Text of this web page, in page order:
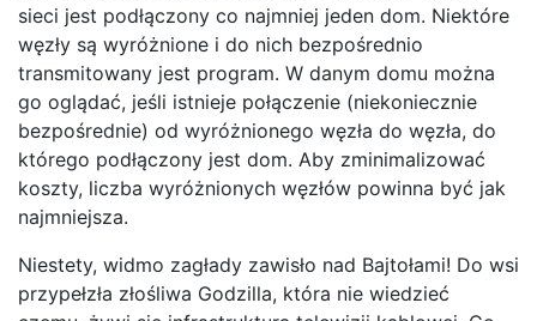
sieci jest podłączony co najmniej jeden dom. Niektóre
węzły są wyróżnione i do nich bezpośrednio
transmitowany jest program. W danym domu można
go oglądać, jeśli istnieje połączenie (niekoniecznie
bezpośrednie) od wyróżnionego węzła do węzła, do
którego podłączony jest dom. Aby zminimalizować
koszty, liczba wyróżnionych węzłów powinna być jak
najmniejsza.
Niestety, widmo zagłady zawisło nad Bajtołami! Do wsi
przypełzła złośliwa Godzilla, która nie wiedzieć